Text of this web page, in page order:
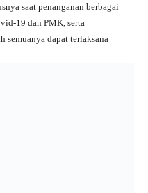
saat penanganan berbagai
19 dan PMK, serta
semuanya dapat terlaksana